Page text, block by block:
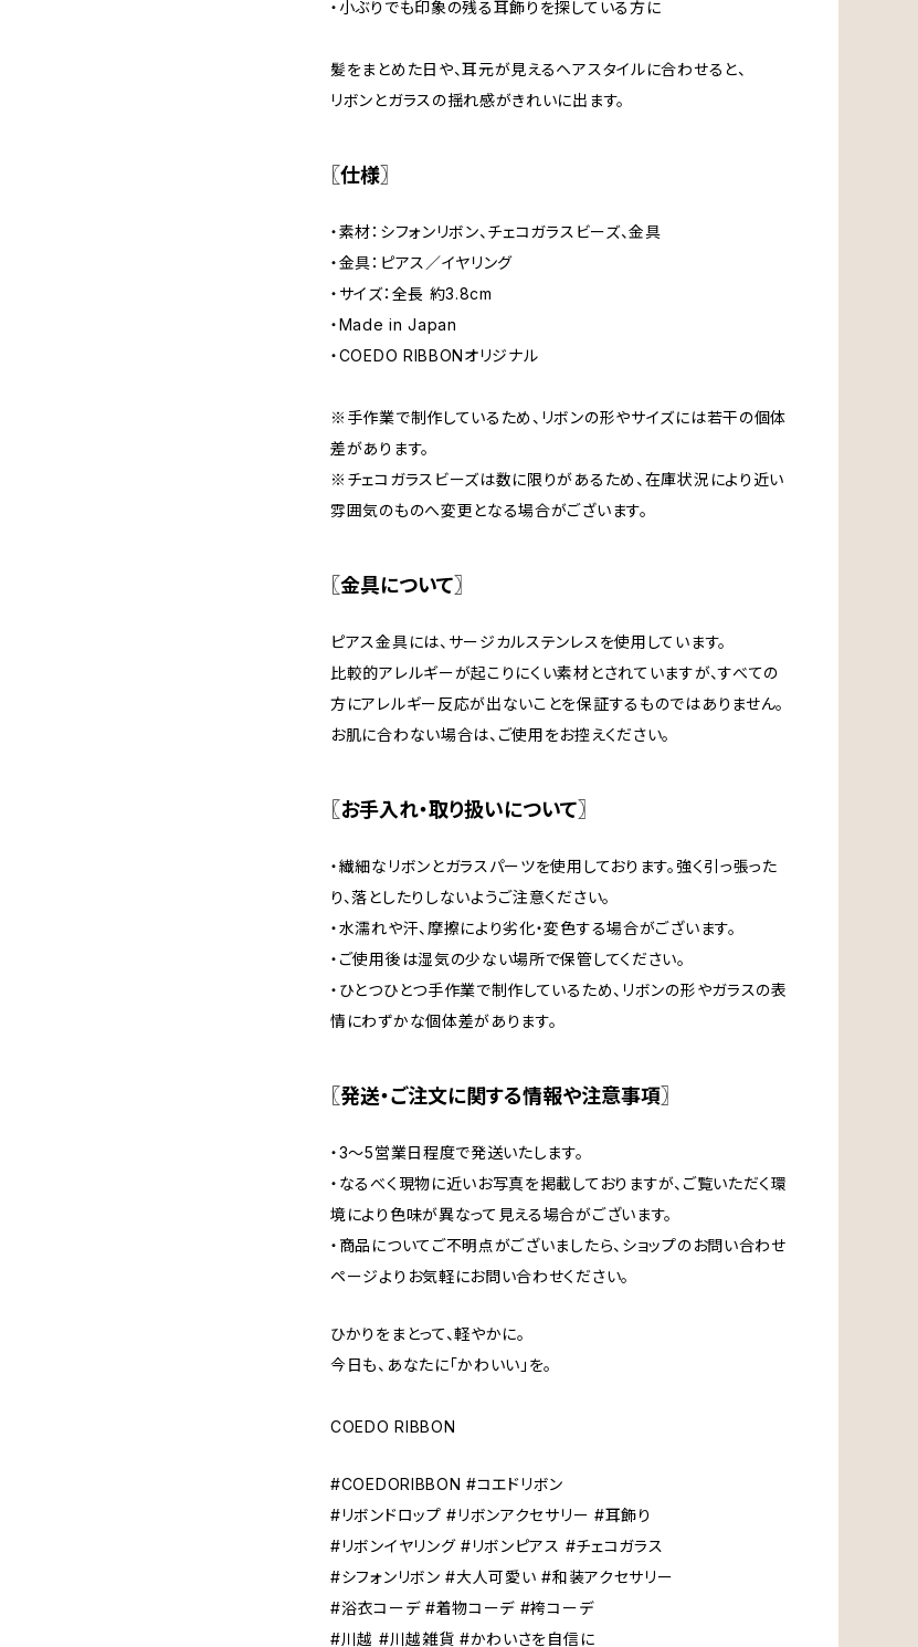
・小ぶりでも印象の残る耳飾りを探している方に
髪をまとめた日や、耳元が見えるヘアスタイルに合わせると、
リボンとガラスの揺れ感がきれいに出ます。
〖仕様〗
・素材：シフォンリボン、チェコガラスビーズ、金具
・金具：ピアス／イヤリング
・サイズ：全長 約3.8cm
・Made in Japan
・COEDO RIBBONオリジナル
※手作業で制作しているため、リボンの形やサイズには若干の個体
差があります。
※チェコガラスビーズは数に限りがあるため、在庫状況により近い
雰囲気のものへ変更となる場合がございます。
〖金具について〗
ピアス金具には、サージカルステンレスを使用しています。
比較的アレルギーが起こりにくい素材とされていますが、すべての
方にアレルギー反応が出ないことを保証するものではありません。
お肌に合わない場合は、ご使用をお控えください。
〖お手入れ・取り扱いについて〗
・繊細なリボンとガラスパーツを使用しております。強く引っ張った
り、落としたりしないようご注意ください。
・水濡れや汗、摩擦により劣化・変色する場合がございます。
・ご使用後は湿気の少ない場所で保管してください。
・ひとつひとつ手作業で制作しているため、リボンの形やガラスの表
情にわずかな個体差があります。
〖発送・ご注文に関する情報や注意事項〗
・3〜5営業日程度で発送いたします。
・なるべく現物に近いお写真を掲載しておりますが、ご覧いただく環
境により色味が異なって見える場合がございます。
・商品についてご不明点がございましたら、ショップのお問い合わせ
ページよりお気軽にお問い合わせください。
ひかりをまとって、軽やかに。
今日も、あなたに「かわいい」を。
COEDO RIBBON
#COEDORIBBON #コエドリボン
#リボンドロップ #リボンアクセサリー #耳飾り
#リボンイヤリング #リボンピアス #チェコガラス
#シフォンリボン #大人可愛い #和装アクセサリー
#浴衣コーデ #着物コーデ #袴コーデ
#川越 #川越雑貨 #かわいさを自信に